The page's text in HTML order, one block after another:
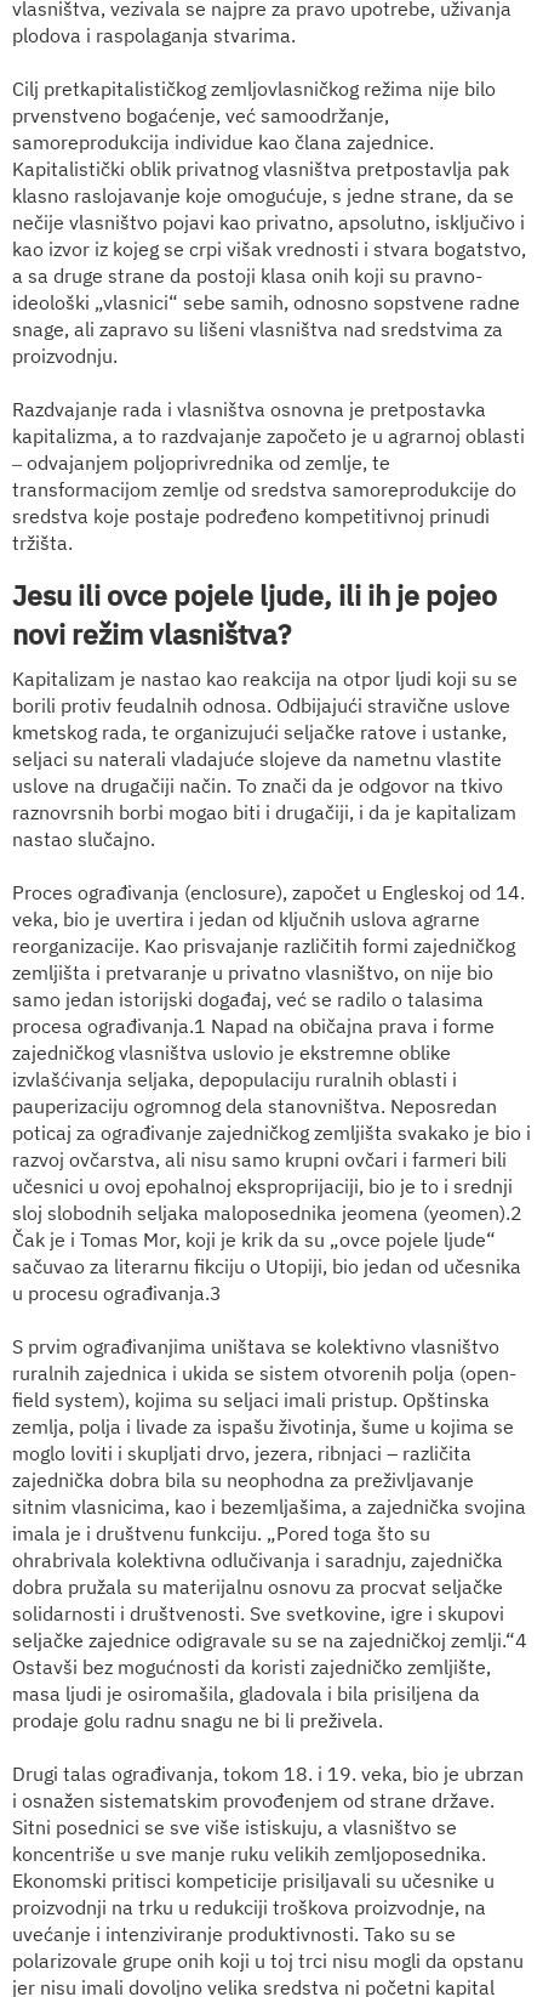
vlasništva, vezivala se najpre za pravo upotrebe, uživanja
plodova i raspolaganja stvarima.
Cilj pretkapitalističkog zemljovlasničkog režima nije bilo
prvenstveno bogaćenje, već samoodržanje,
samoreprodukcija individue kao člana zajednice.
Kapitalistički oblik privatnog vlasništva pretpostavlja pak
klasno raslojavanje koje omogućuje, s jedne strane, da se
nečije vlasništvo pojavi kao privatno, apsolutno, isključivo i
kao izvor iz kojeg se crpi višak vrednosti i stvara bogatstvo,
a sa druge strane da postoji klasa onih koji su pravno-
ideološki „vlasnici“ sebe samih, odnosno sopstvene radne
snage, ali zapravo su lišeni vlasništva nad sredstvima za
proizvodnju.
Razdvajanje rada i vlasništva osnovna je pretpostavka
kapitalizma, a to razdvajanje započeto je u agrarnoj oblasti
‒ odvajanjem poljoprivrednika od zemlje, te
transformacijom zemlje od sredstva samoreprodukcije do
sredstva koje postaje podređeno kompetitivnoj prinudi
tržišta.
Jesu ili ovce pojele ljude, ili ih je pojeo
novi režim vlasništva?
Kapitalizam je nastao kao reakcija na otpor ljudi koji su se
borili protiv feudalnih odnosa. Odbijajući stravične uslove
kmetskog rada, te organizujući seljačke ratove i ustanke,
seljaci su naterali vladajuće slojeve da nametnu vlastite
uslove na drugačiji način. To znači da je odgovor na tkivo
raznovrsnih borbi mogao biti i drugačiji, i da je kapitalizam
nastao slučajno.
Proces ograđivanja (enclosure), započet u Engleskoj od 14.
veka, bio je uvertira i jedan od ključnih uslova agrarne
reorganizacije. Kao prisvajanje različitih formi zajedničkog
zemljišta i pretvaranje u privatno vlasništvo, on nije bio
samo jedan istorijski događaj, već se radilo o talasima
procesa ograđivanja.1 Napad na običajna prava i forme
zajedničkog vlasništva uslovio je ekstremne oblike
izvlašćivanja seljaka, depopulaciju ruralnih oblasti i
pauperizaciju ogromnog dela stanovništva. Neposredan
poticaj za ograđivanje zajedničkog zemljišta svakako je bio i
razvoj ovčarstva, ali nisu samo krupni ovčari i farmeri bili
učesnici u ovoj epohalnoj eksproprijaciji, bio je to i srednji
sloj slobodnih seljaka maloposednika jeomena (yeomen).2
Čak je i Tomas Mor, koji je krik da su „ovce pojele ljude“
sačuvao za literarnu fikciju o Utopiji, bio jedan od učesnika
u procesu ograđivanja.3
S prvim ograđivanjima uništava se kolektivno vlasništvo
ruralnih zajednica i ukida se sistem otvorenih polja (open-
field system), kojima su seljaci imali pristup. Opštinska
zemlja, polja i livade za ispašu životinja, šume u kojima se
moglo loviti i skupljati drvo, jezera, ribnjaci – različita
zajednička dobra bila su neophodna za preživljavanje
sitnim vlasnicima, kao i bezemljašima, a zajednička svojina
imala je i društvenu funkciju. „Pored toga što su
ohrabrivala kolektivna odlučivanja i saradnju, zajednička
dobra pružala su materijalnu osnovu za procvat seljačke
solidarnosti i društvenosti. Sve svetkovine, igre i skupovi
seljačke zajednice odigravale su se na zajedničkoj zemlji.“4
Ostavši bez mogućnosti da koristi zajedničko zemljište,
masa ljudi je osiromašila, gladovala i bila prisiljena da
prodaje golu radnu snagu ne bi li preživela.
Drugi talas ograđivanja, tokom 18. i 19. veka, bio je ubrzan
i osnažen sistematskim provođenjem od strane države.
Sitni posednici se sve više istiskuju, a vlasništvo se
koncentriše u sve manje ruku velikih zemljoposednika.
Ekonomski pritisci kompeticije prisiljavali su učesnike u
proizvodnji na trku u redukciji troškova proizvodnje, na
uvećanje i intenziviranje produktivnosti. Tako su se
polarizovale grupe onih koji u toj trci nisu mogli da opstanu
jer nisu imali dovoljno velika sredstva ni početni kapital